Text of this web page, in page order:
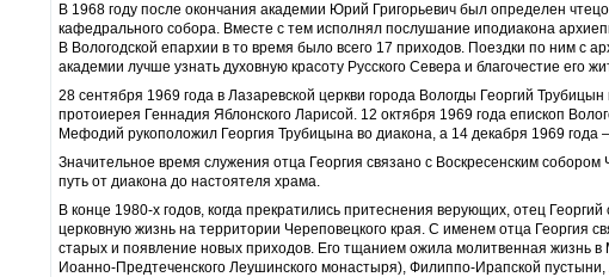
В 1968 году после окончания академии Юрий Григорьевич был определен
кафедрального собора. Вместе с тем исполнял послушание иподиакона
В Вологодской епархии в то время было всего 17 приходов. Поездки по ним с
академии лучше узнать духовную красоту Русского Севера и благочестие его
28 сентября 1969 года в Лазаревской церкви города Вологды Георгий
протоиерея Геннадия Яблонского Ларисой. 12 октября 1969 года епископ
Мефодий рукоположил Георгия Трубицына во диакона, а 14 декабря 1969 года
Значительное время служения отца Георгия связано с Воскресенским
путь от диакона до настоятеля храма.
В конце 1980-х годов, когда прекратились притеснения верующих, отец Георгий
церковную жизнь на территории Череповецкого края. С именем отца Георгия
старых и появление новых приходов. Его тщанием ожила молитвенная жизнь в
Иоанно-Предтеченского Леушинского монастыря), Филиппо-Ирапской